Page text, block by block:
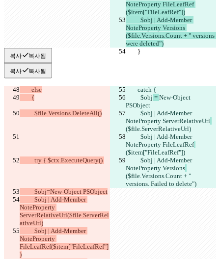
NoteProperty FileLeafRef
($item["FileLeafRef"])
NoteProperty Versions
($file.Versions.Count + " versions
were deleted")
        }
복사 복사됨
복사 복사됨
        else
        catch {
        {
          $obj
= New-Object
PSObject
          $file.Versions.DeleteAll()
NoteProperty ServerRelativeUrl
($file.ServerRelativeUrl)
NoteProperty FileLeafRef
($item["FileLeafRef"])
          try { $ctx.ExecuteQuery()
NoteProperty Versions
($file.Versions.Count + "
versions. Failed to delete")
          $obj=New-Object PSObject
NoteProperty
ServerRelativeUrl($file.ServerRel
ativeUrl)
NoteProperty
FileLeafRef($item["FileLeafRef"]
)